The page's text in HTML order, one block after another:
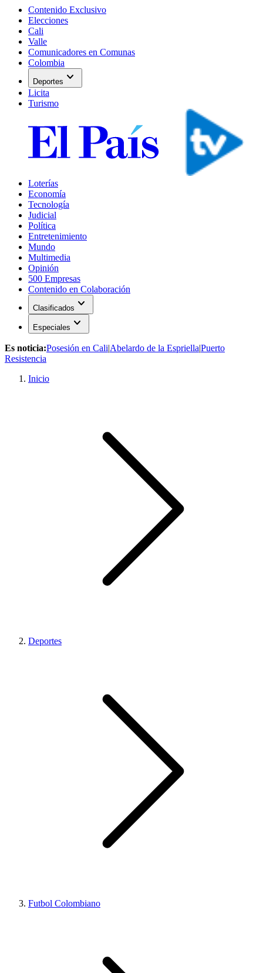
Contenido Exclusivo
Elecciones
Cali
Valle
Comunicadores en Comunas
Colombia
Deportes expand_more
Licita
Turismo
Loterías
Economía
Tecnología
Judicial
Política
Entretenimiento
Mundo
Multimedia
Opinión
500 Empresas
Contenido en Colaboración
Clasificados expand_more
Especiales expand_more
Es noticia:Posesión en Cali|Abelardo de la Espriella|Puerto
Resistencia
Inicio
Deportes
Futbol Colombiano